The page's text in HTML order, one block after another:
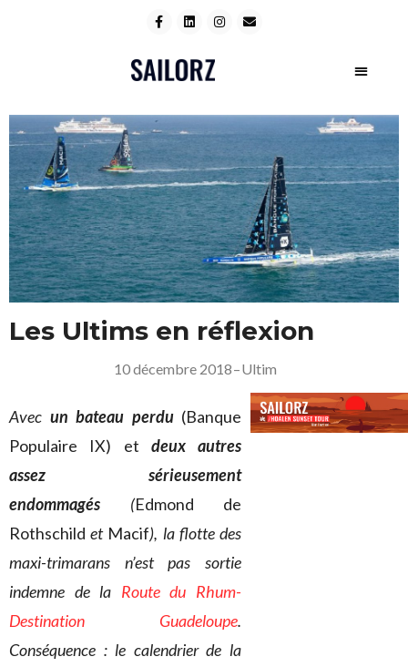
Les Ultims en réflexion
10 décembre 2018–Ultim
Avec un bateau perdu (Banque
Populaire IX) et
deux autres
assez sérieusement
endommagés (Edmond de
Rothschild et Macif), la flotte des
maxi-trimarans n’est pas sortie
indemne de la Route du Rhum-
Destination Guadeloupe.
Conséquence : le calendrier de la